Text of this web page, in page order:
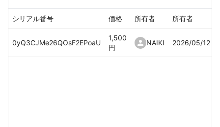
シリアル番号 価格 所有者 所有者
0yQ3CJMe26QOsF2EPoaU
1,500
円
NAIKI 2026/05/12